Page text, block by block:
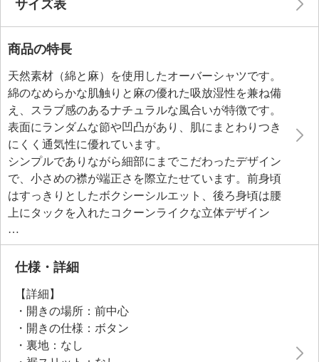
サイズ表
商品の特長
天然素材（綿と麻）を使用したオーバーシャツです。
綿のなめらかな肌触りと麻の優れた吸放湿性を兼ね備
え、スラブ感のあるナチュラルな風合いが特徴です。
表面にランダムな節や凹凸があり、肌にまとわりつき
にくく通気性に優れています。
シンプルでありながら細部にまでこだわったデザイン
で、小さめの襟が端正さを際立たせています。前身頃
はすっきりとしたボクシーシルエット、後ろ身頃は腰
上にタックを入れたコクーンライクな立体デザイン
で、気になる腰回りからヒップをおしゃれにカバー。
ワイドカフスにはタックをほどこし、袖のデザイン変
化も楽しめます。ドロップショルダーで快適な着心地
●普段と同じサイズをおすすめ
仕様・詳細
【詳細】
・開きの場所：前中心
・開きの仕様：ボタン
・裏地：なし